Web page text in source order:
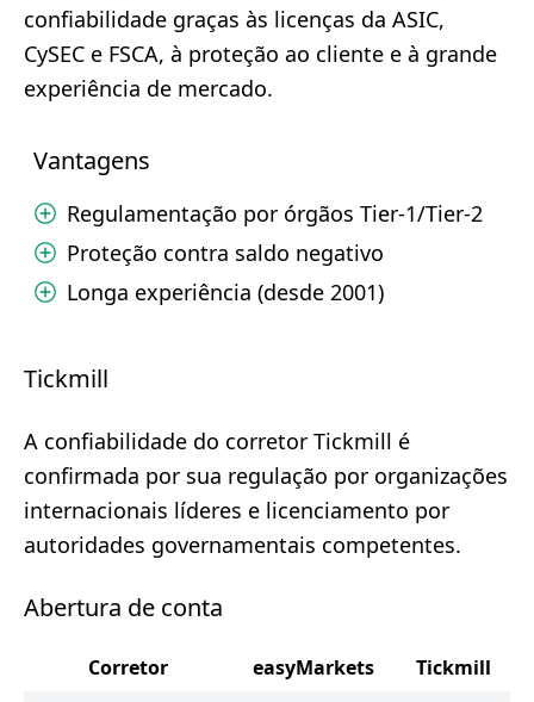
confiabilidade graças às licenças da ASIC,
CySEC e FSCA, à proteção ao cliente e à grande
experiência de mercado.
Vantagens
Regulamentação por órgãos Tier-1/Tier-2
Proteção contra saldo negativo
Longa experiência (desde 2001)
Tickmill
A confiabilidade do corretor Tickmill é
confirmada por sua regulação por organizações
internacionais líderes e licenciamento por
autoridades governamentais competentes.
Abertura de conta
Corretor easyMarkets
Tickmill